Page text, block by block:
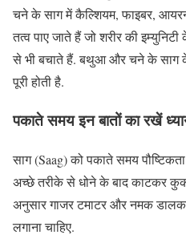
चने के साग में कैल्शियम, फाइबर,
तत्व पाए जाते हैं जो शरीर की
से भी बचाते हैं. बथुआ और चने के साग
पूरी होती है.
पकाते समय इन बातों का रखें
साग (Saag) को पकाते समय
अच्छे तरीके से धोने के बाद काटकर
अनुसार गाजर टमाटर और नमक
लगाना चाहिए.